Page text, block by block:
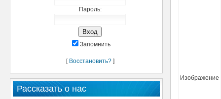
Пароль:
Запомнить
[ Восстановить?]
Рассказать о нас
Изображение